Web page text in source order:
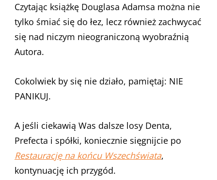
Czytając książkę Douglasa Adamsa można nie
tylko śmiać się do łez, lecz również zachwycać
się nad niczym nieograniczoną wyobraźnią
Autora.
Cokolwiek by się nie działo, pamiętaj: NIE
PANIKUJ.
A jeśli ciekawią Was dalsze losy Denta,
Prefecta i spółki, koniecznie sięgnijcie po
Restaurację na końcu Wszechświata,
kontynuację ich przygód.